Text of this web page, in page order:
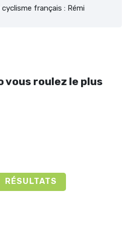
français : Rémi
vous roulez le plus
RÉSULTATS